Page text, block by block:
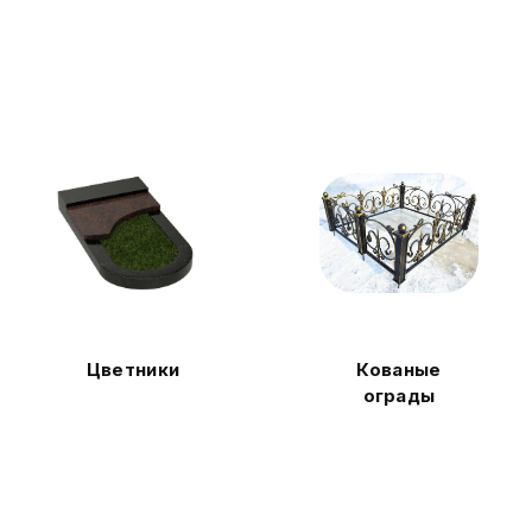
Цветники
Кованые
ограды